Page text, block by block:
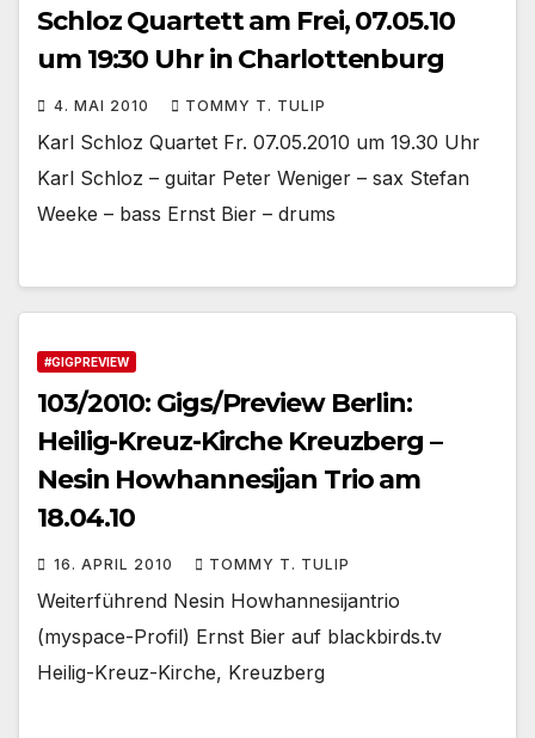
Schloz Quartett am Frei, 07.05.10
um 19:30 Uhr in Charlottenburg
4. MAI 2010 TOMMY T. TULIP
Karl Schloz Quartet Fr. 07.05.2010 um 19.30 Uhr
Karl Schloz – guitar Peter Weniger – sax Stefan
Weeke – bass Ernst Bier – drums
#GIGPREVIEW
103/2010: Gigs/Preview Berlin:
Heilig-Kreuz-Kirche Kreuzberg –
Nesin Howhannesijan Trio am
18.04.10
16. APRIL 2010 TOMMY T. TULIP
Weiterführend Nesin Howhannesijantrio
(myspace-Profil) Ernst Bier auf blackbirds.tv
Heilig-Kreuz-Kirche, Kreuzberg